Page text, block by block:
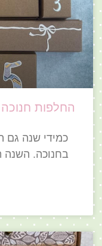
כמידי שנה גם